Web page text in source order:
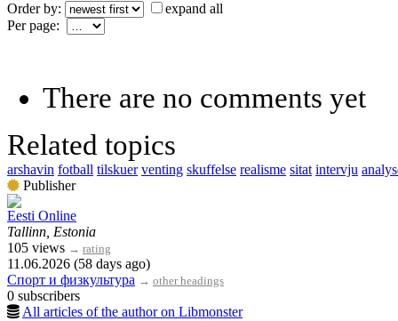
Order by:
expand all
Per page:
There are no comments yet
Related topics
arshavin fotball tilskuer venting skuffelse realisme sitat intervju
Publisher
Eesti Online
Tallinn, Estonia
105 views → rating
11.06.2026 (58 days ago)
Спорт и физкультура → other headings
0 subscribers
All articles of the author on Libmonster